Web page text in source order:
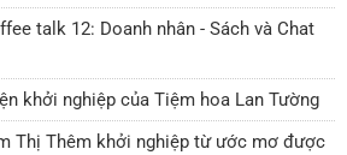
talk 12: Doanh nhân - Sách và Chat
khởi nghiệp của Tiệm hoa Lan Tường
Thị Thêm khởi nghiệp từ ước mơ được